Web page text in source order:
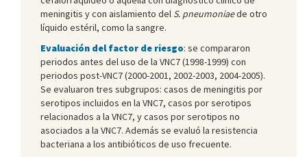
meningitis y con aislamiento del S. pneumoniaede otro
líquido estéril, como la sangre.
Evaluación del factor de riesgo: se compararon
periodos antes del uso de la VNC7 (1998-1999) con
periodos post-VNC7 (2000-2001, 2002-2003, 2004-2005).
Se evaluaron tres subgrupos: casos de meningitis por
serotipos incluidos en la VNC7, casos por serotipos
relacionados a la VNC7, y casos por serotipos no
asociados a la VNC7. Además se evaluó la resistencia
bacteriana a los antibióticos de uso frecuente.